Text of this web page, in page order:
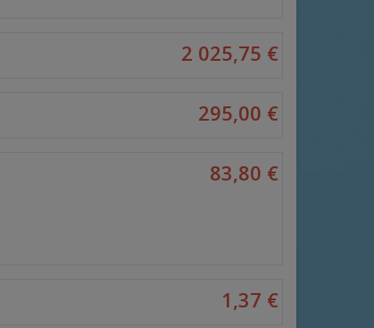
2 025,75 €
295,00 €
83,80 €
1,37 €